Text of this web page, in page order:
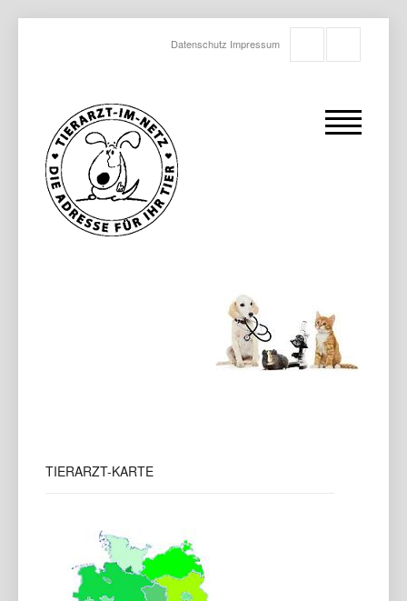
Datenschutz Impressum
TIERARZT-KARTE